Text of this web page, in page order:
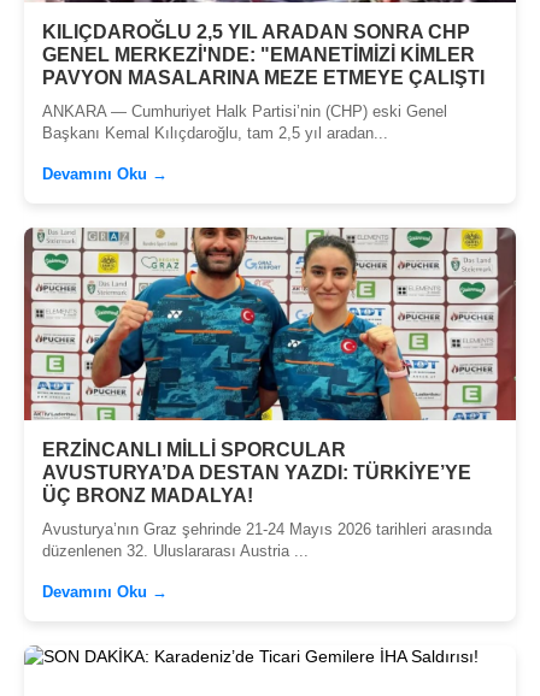
KILIÇDAROĞLU 2,5 YIL ARADAN SONRA CHP
GENEL MERKEZİ'NDE: "EMANETİMİZİ KİMLER
PAVYON MASALARINA MEZE ETMEYE ÇALIŞTI
ANKARA — Cumhuriyet Halk Partisi’nin (CHP) eski Genel
Başkanı Kemal Kılıçdaroğlu, tam 2,5 yıl aradan...
Devamını Oku →
ERZİNCANLI MİLLİ SPORCULAR
AVUSTURYA’DA DESTAN YAZDI: TÜRKİYE’YE
ÜÇ BRONZ MADALYA!
Avusturya’nın Graz şehrinde 21-24 Mayıs 2026 tarihleri arasında
düzenlenen 32. Uluslararası Austria ...
Devamını Oku →